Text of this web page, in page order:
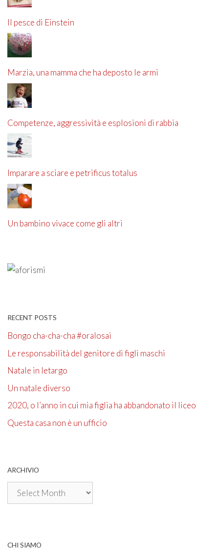
Il pesce di Einstein
Marzia, una mamma che ha deposto le armi
Competenze, aggressività e esplosioni di rabbia
Imparare a sciare e petrificus totalus
Un bambino vivace come gli altri
RECENT POSTS
Bongo cha-cha-cha #oralosai
Le responsabilità del genitore di figli maschi
Natale in letargo
Un natale diverso
2020, o l’anno in cui mia figlia ha abbandonato il liceo
Questa casa non è un ufficio
ARCHIVIO
Archivio
CHI SIAMO